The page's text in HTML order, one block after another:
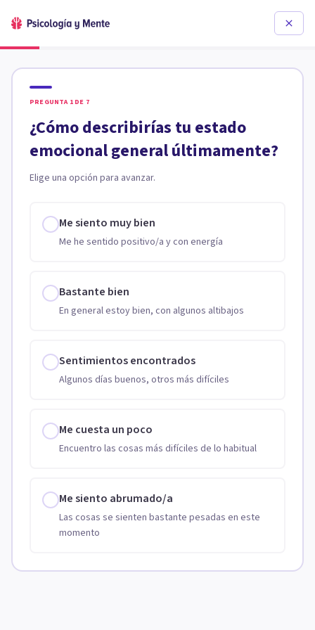
PREGUNTA 1 DE 7
¿Cómo describirías tu estado
emocional general últimamente?
Elige una opción para avanzar.
Me siento muy bien
Me he sentido positivo/a y con energía
Bastante bien
En general estoy bien, con algunos altibajos
Sentimientos encontrados
Algunos días buenos, otros más difíciles
Me cuesta un poco
Encuentro las cosas más difíciles de lo habitual
Me siento abrumado/a
Las cosas se sienten bastante pesadas en este
momento